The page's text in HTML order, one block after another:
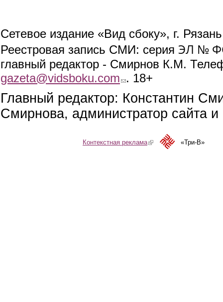
Сетевое издание «Вид сбоку», г.
Реестровая запись СМИ: серия ЭЛ №
главный редактор - Смирнов К.М.
gazeta@vidsboku.com (link sends e-mail)
. 18+
Главный редактор: Константин
Смирнова, администратор сайта
Контекстная реклама(link is external)«Три-В»